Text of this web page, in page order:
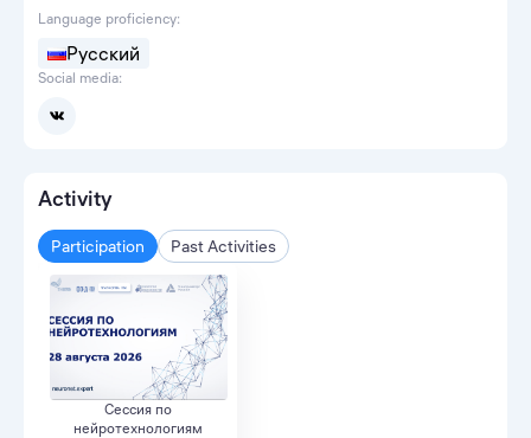
Language proficiency:
Русский
Social media:
Activity
Participation Past Activities
Cессия по
нейротехнологиям